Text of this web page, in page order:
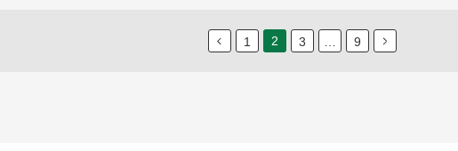
1 2 3 9